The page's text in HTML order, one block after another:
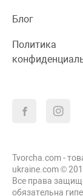
Блог
Политика
Tvorcha.com -
ukraine.com ©
Все права
обязательна